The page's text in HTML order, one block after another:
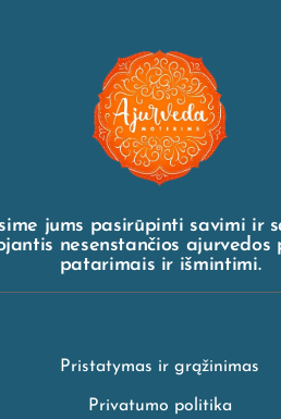
jums pasirūpinti savimi ir
nesenstančios ajurvedos
patarimais ir išmintimi.
Pristatymas ir grąžinimas
Privatumo politika